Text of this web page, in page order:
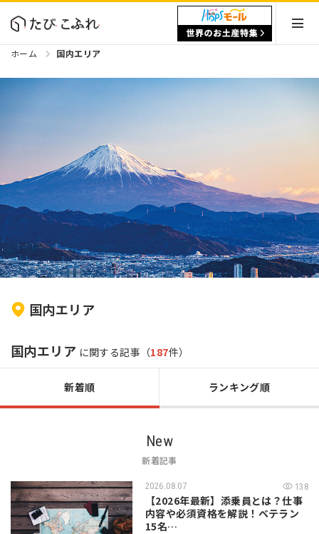
ホーム 国内エリア
国内エリア
国内エリア に関する記事（187件）
新着順 ランキング順
New
新着記事
2026.08.07 138
【2026年最新】添乗員とは？仕事
内容や必須資格を解説！ベテラン
15名…